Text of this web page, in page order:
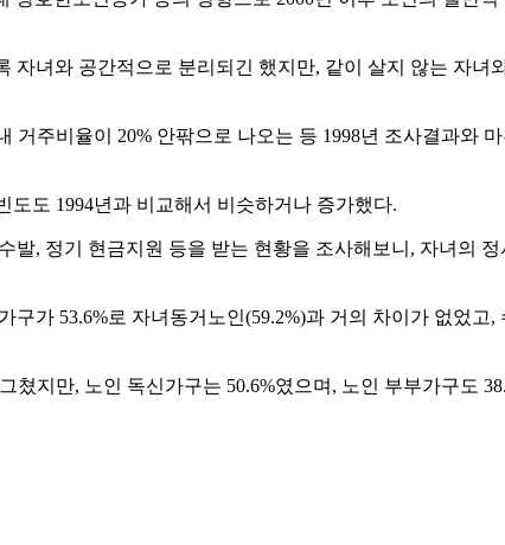
녀와 공간적으로 분리되긴 했지만, 같이 살지 않는 자녀
주비율이 20% 안팎으로 나오는 등 1998년 조사결과와
도 1994년과 비교해서 비슷하거나 증가했다.
, 정기 현금지원 등을 받는 현황을 조사해보니, 자녀의
가 53.6%로 자녀동거노인(59.2%)과 거의 차이가 없었고
지만, 노인 독신가구는 50.6%였으며, 노인 부부가구도